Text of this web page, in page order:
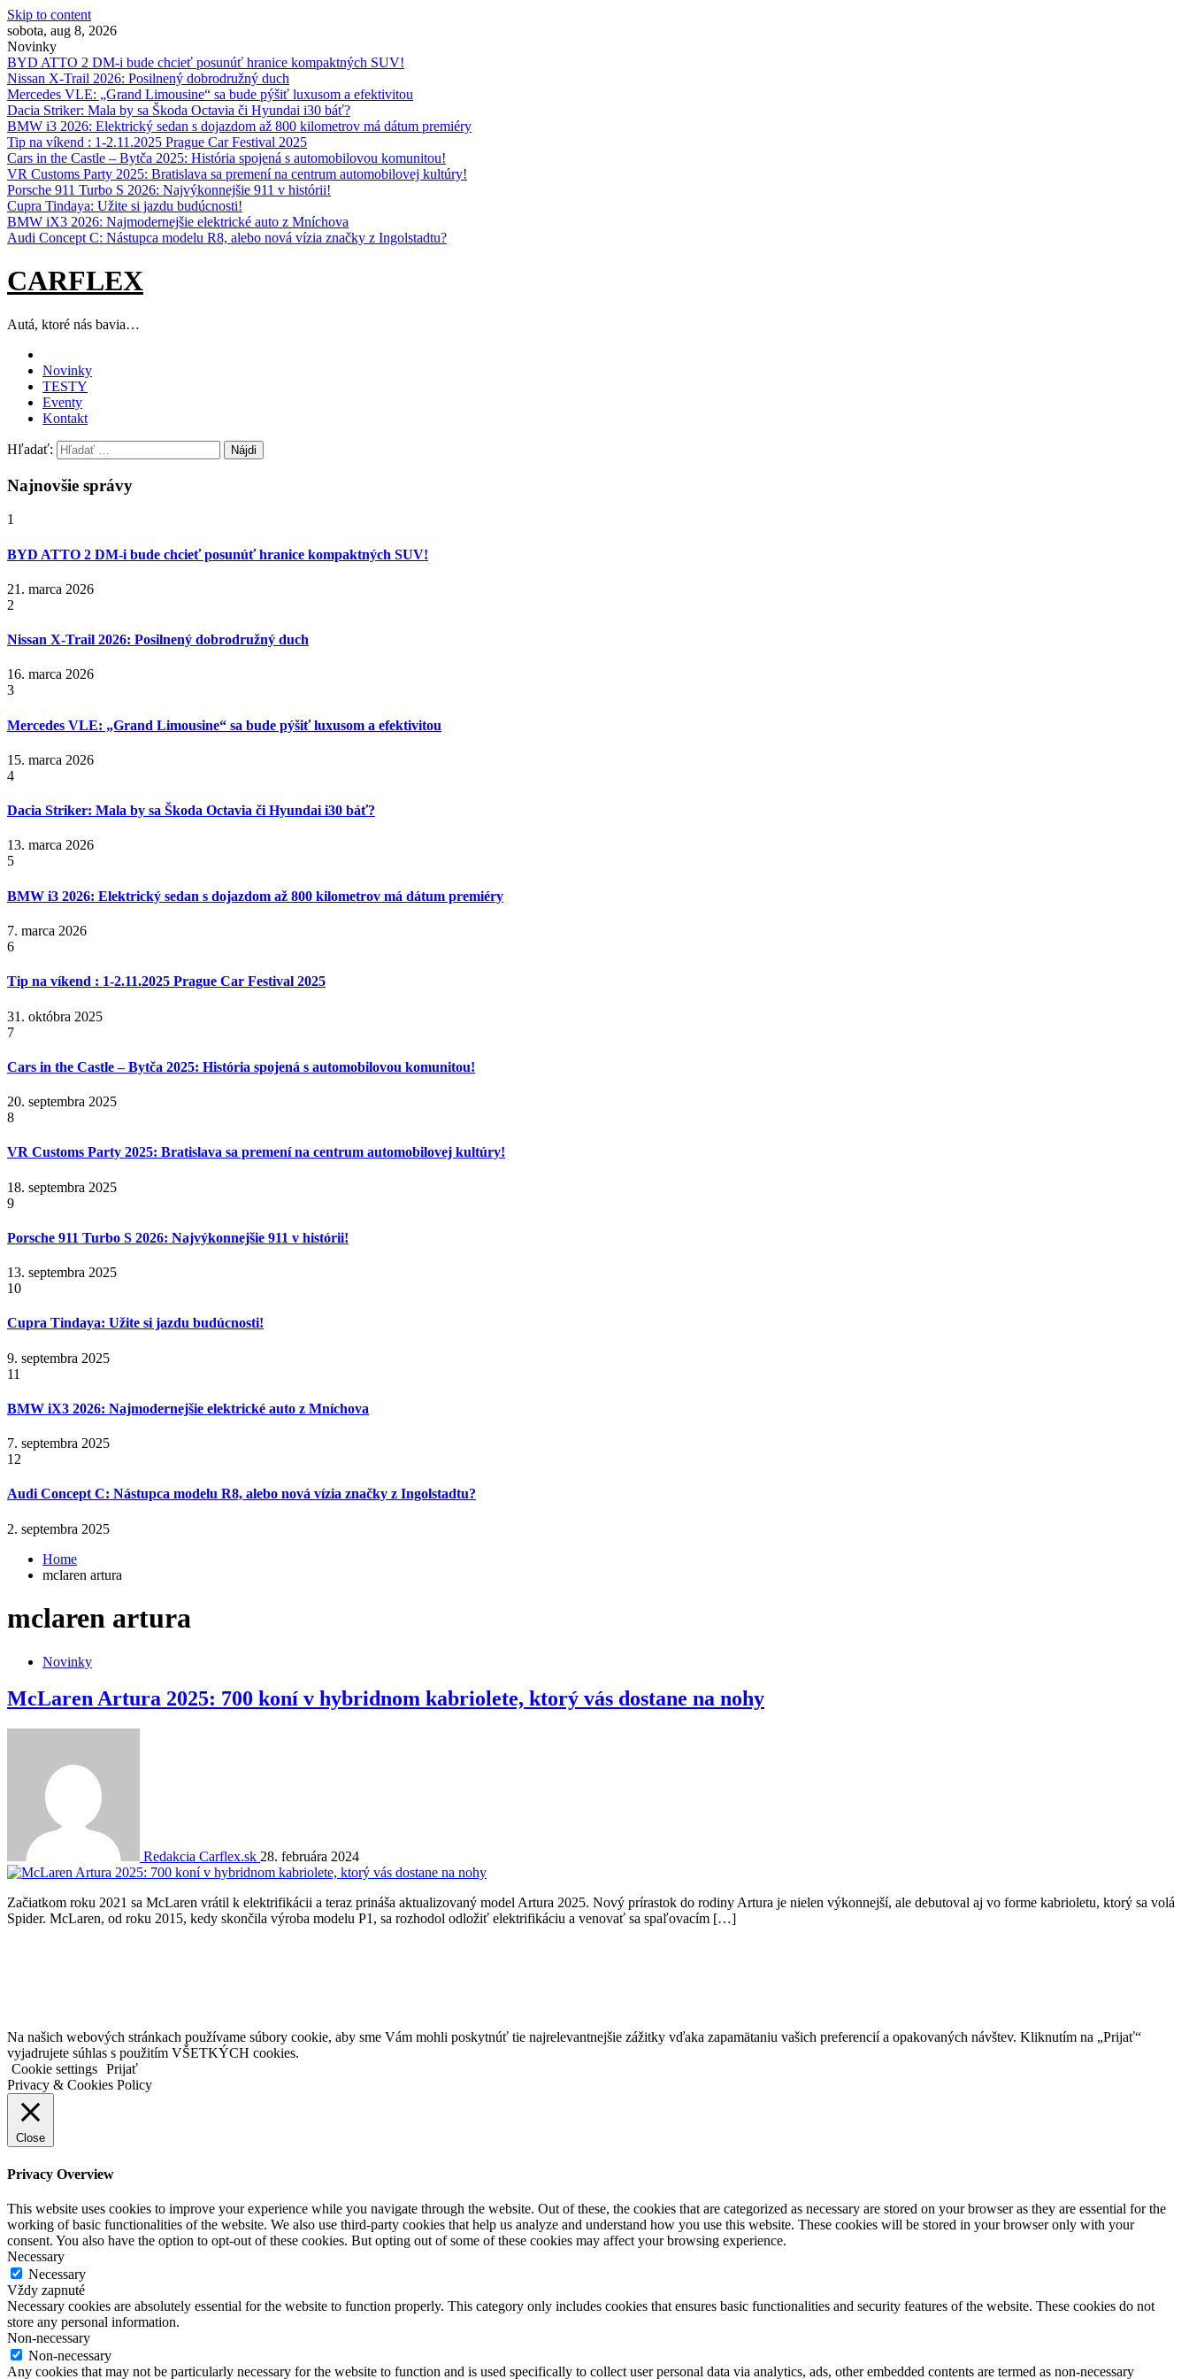
Skip to content
sobota, aug 8, 2026
Novinky
BYD ATTO 2 DM-i bude chcieť posunúť hranice kompaktných SUV!
Nissan X‑Trail 2026: Posilnený dobrodružný duch
Mercedes VLE: „Grand Limousine“ sa bude pýšiť luxusom a efektivitou
Dacia Striker: Mala by sa Škoda Octavia či Hyundai i30 báť?
BMW i3 2026: Elektrický sedan s dojazdom až 800 kilometrov má dátum premiéry
Tip na víkend : 1-2.11.2025 Prague Car Festival 2025
Cars in the Castle – Bytča 2025: História spojená s automobilovou komunitou!
VR Customs Party 2025: Bratislava sa premení na centrum automobilovej kultúry!
Porsche 911 Turbo S 2026: Najvýkonnejšie 911 v histórii!
Cupra Tindaya: Užite si jazdu budúcnosti!
BMW iX3 2026: Najmodernejšie elektrické auto z Mníchova
Audi Concept C: Nástupca modelu R8, alebo nová vízia značky z Ingolstadtu?
CARFLEX
Autá, ktoré nás bavia…
Novinky
TESTY
Eventy
Kontakt
Hľadať:
Najnovšie správy
1
BYD ATTO 2 DM-i bude chcieť posunúť hranice kompaktných SUV!
21. marca 2026
2
Nissan X‑Trail 2026: Posilnený dobrodružný duch
16. marca 2026
3
Mercedes VLE: „Grand Limousine“ sa bude pýšiť luxusom a efektivitou
15. marca 2026
4
Dacia Striker: Mala by sa Škoda Octavia či Hyundai i30 báť?
13. marca 2026
5
BMW i3 2026: Elektrický sedan s dojazdom až 800 kilometrov má dátum premiéry
7. marca 2026
6
Tip na víkend : 1-2.11.2025 Prague Car Festival 2025
31. októbra 2025
7
Cars in the Castle – Bytča 2025: História spojená s automobilovou komunitou!
20. septembra 2025
8
VR Customs Party 2025: Bratislava sa premení na centrum automobilovej kultúry!
18. septembra 2025
9
Porsche 911 Turbo S 2026: Najvýkonnejšie 911 v histórii!
13. septembra 2025
10
Cupra Tindaya: Užite si jazdu budúcnosti!
9. septembra 2025
11
BMW iX3 2026: Najmodernejšie elektrické auto z Mníchova
7. septembra 2025
12
Audi Concept C: Nástupca modelu R8, alebo nová vízia značky z Ingolstadtu?
2. septembra 2025
Home
mclaren artura
mclaren artura
Novinky
McLaren Artura 2025: 700 koní v hybridnom kabriolete, ktorý vás dostane na nohy
Redakcia Carflex.sk 28. februára 2024
Začiatkom roku 2021 sa McLaren vrátil k elektrifikácii a teraz prináša aktualizovaný model Artura 2025. Nový prírastok do rodiny Artura je nielen výkonnejší, ale debutoval aj vo forme kabrioletu, ktorý sa volá
Spider. McLaren, od roku 2015, kedy skončila výroba modelu P1, sa rozhodol odložiť elektrifikáciu a venovať sa spaľovacím […]
Na našich webových stránkach používame súbory cookie, aby sme Vám mohli poskytnúť tie najrelevantnejšie zážitky vďaka zapamätaniu vašich preferencií a opakovaných návštev. Kliknutím na „Prijať“
vyjadrujete súhlas s použitím VŠETKÝCH cookies.
Cookie settings Prijať
Privacy & Cookies Policy
Close
Privacy Overview
This website uses cookies to improve your experience while you navigate through the website. Out of these, the cookies that are categorized as necessary are stored on your browser as they are essential for the
working of basic functionalities of the website. We also use third-party cookies that help us analyze and understand how you use this website. These cookies will be stored in your browser only with your
consent. You also have the option to opt-out of these cookies. But opting out of some of these cookies may affect your browsing experience.
Necessary
Necessary
Vždy zapnuté
Necessary cookies are absolutely essential for the website to function properly. This category only includes cookies that ensures basic functionalities and security features of the website. These cookies do not
store any personal information.
Non-necessary
Non-necessary
Any cookies that may not be particularly necessary for the website to function and is used specifically to collect user personal data via analytics, ads, other embedded contents are termed as non-necessary